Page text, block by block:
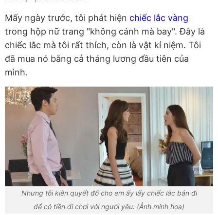
Mấy ngày trước, tôi phát hiện chiếc lắc vàng
trong hộp nữ trang "không cánh mà bay". Đây là
chiếc lắc mà tôi rất thích, còn là vật kỉ niệm. Tôi
đã mua nó bằng cả tháng lương đầu tiên của
mình.
Nhưng tôi kiên quyết đổ cho em ấy lấy chiếc lắc bán đi
để có tiền đi chơi với người yêu. (Ảnh minh họa)